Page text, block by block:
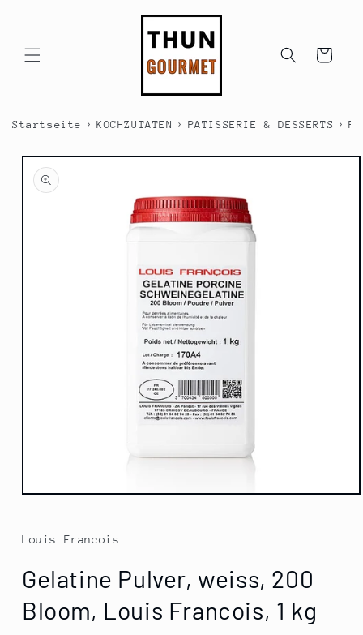
Warenkorb
Startseite › KOCHZUTATEN › PATISSERIE & DESSERTS ›
Medien
Modal
öffnen
Louis Francois
Gelatine Pulver, weiss, 200
Bloom, Louis Francois, 1 kg